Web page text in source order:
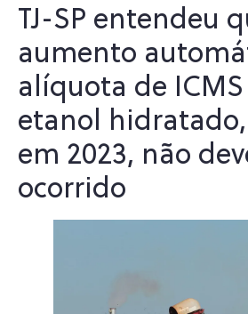
TJ-SP entendeu
aumento
alíquota de
etanol
em 2023, não
ocorrido